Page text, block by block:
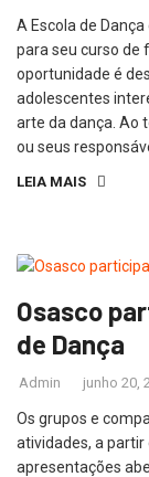
A Escola de
para seu curso de
oportunidade é
adolescentes
arte da dança. Ao
ou seus
LEIA MAIS
Osasco
de Dança
Admin junho 20,
Os grupos e
atividades, a partir
apresentações